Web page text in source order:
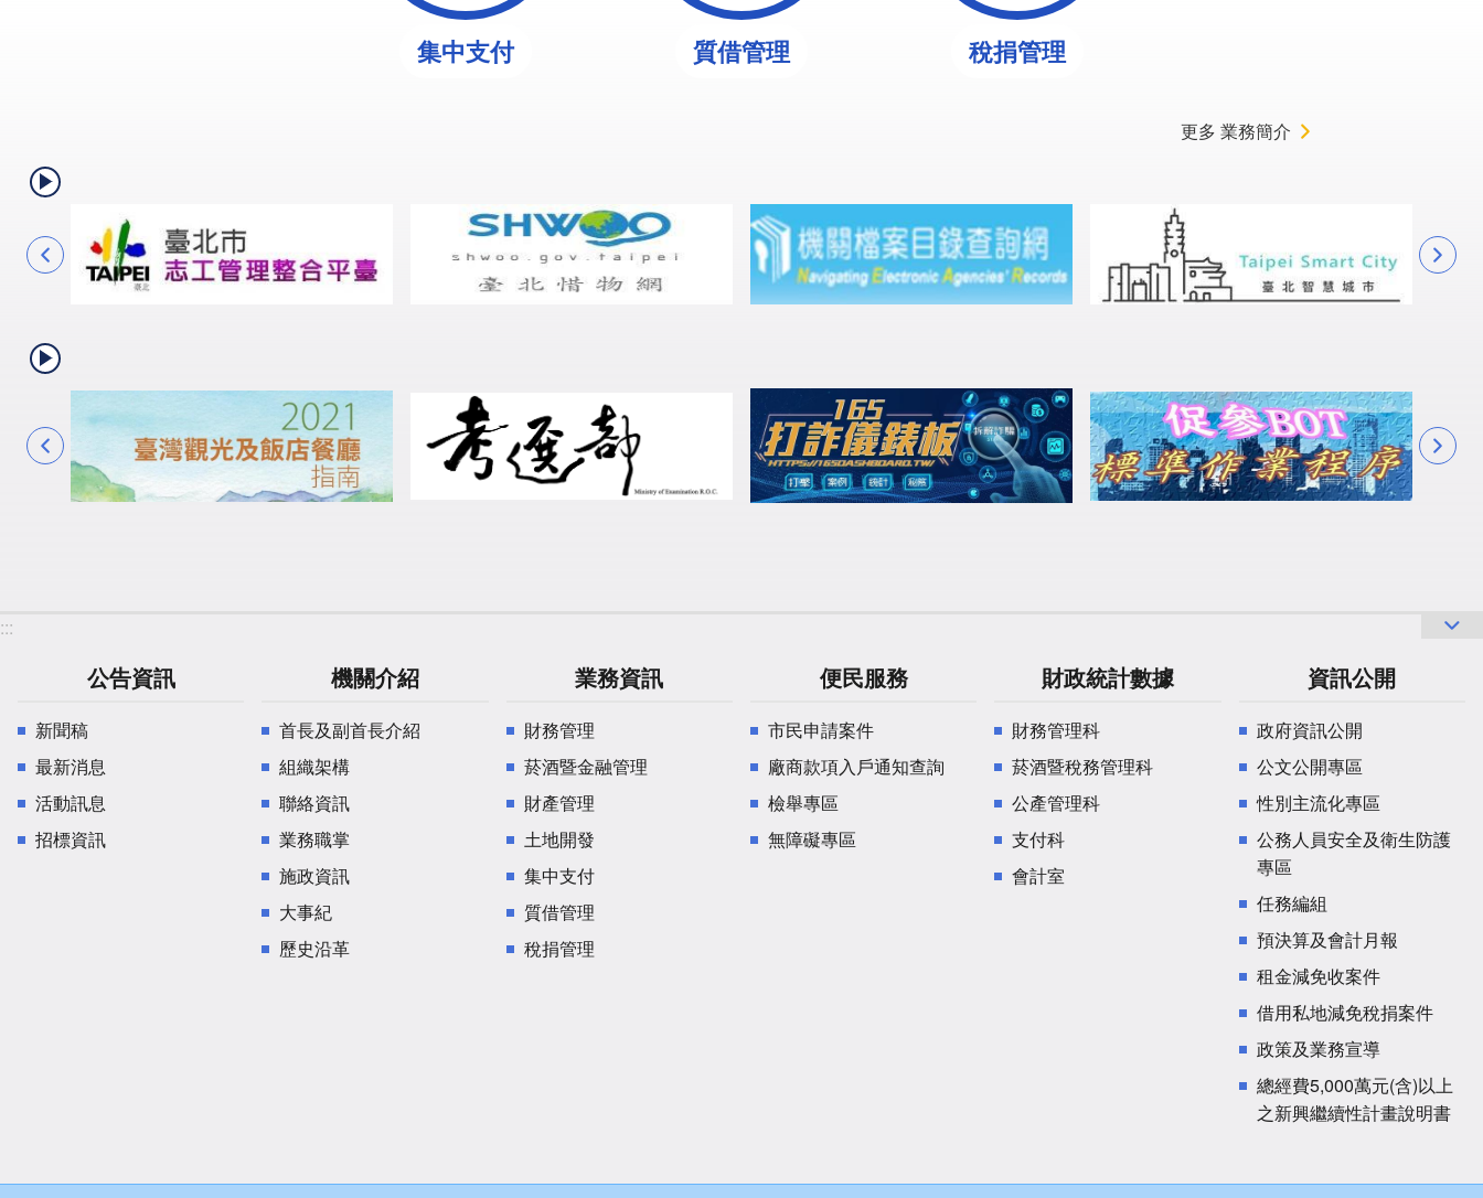
集中支付 質借管理 稅捐管理
更多 業務簡介
:::
公告資訊
新聞稿
最新消息
活動訊息
招標資訊
機關介紹
首長及副首長介紹
組織架構
聯絡資訊
業務職掌
施政資訊
大事紀
歷史沿革
業務資訊
財務管理
菸酒暨金融管理
財產管理
土地開發
集中支付
質借管理
稅捐管理
便民服務
市民申請案件
廠商款項入戶通知查詢
檢舉專區
無障礙專區
財政統計數據
財務管理科
菸酒暨稅務管理科
公產管理科
支付科
會計室
資訊公開
政府資訊公開
公文公開專區
性別主流化專區
公務人員安全及衛生防護
專區
任務編組
預決算及會計月報
租金減免收案件
借用私地減免稅捐案件
政策及業務宣導
總經費5,000萬元(含)以上
之新興繼續性計畫說明書